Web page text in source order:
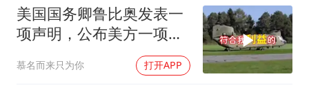
人民的健康、体质、幸福一脉相承
美国国务卿鲁比奥发表一
项声明，公布美方一项重
慕名而来只为你 打开APP